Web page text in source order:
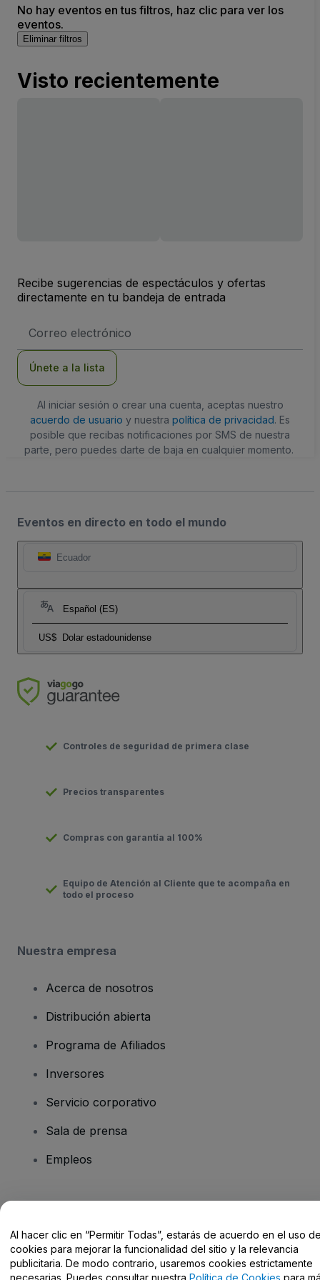
No hay eventos en tus filtros, haz clic para ver los
eventos.
Eliminar filtros
Visto recientemente
Recibe sugerencias de espectáculos y ofertas
directamente en tu bandeja de entrada
de
Únete a la lista
Al iniciar sesión o crear una cuenta, aceptas nuestro
acuerdo de usuario y nuestra política de privacidad. Es
posible que recibas notificaciones por SMS de nuestra
parte, pero puedes darte de baja en cualquier momento.
Eventos en directo en todo el mundo
Ecuador
Español (ES)
US$ Dolar estadounidense
Controles de seguridad de primera clase
Precios transparentes
Compras con garantía al 100%
Equipo de Atención al Cliente que te acompaña en
todo el proceso
Nuestra empresa
Acerca de nosotros
Distribución abierta
Programa de Afiliados
Inversores
Servicio corporativo
Sala de prensa
Empleos
Centro de Ayuda / Contacto
Al hacer clic en “Permitir Todas”, estarás de acuerdo en el uso
cookies para mejorar la funcionalidad del sitio y la relevancia
publicitaria. De modo contrario, usaremos cookies estrictamente
necesarias. Puedes consultar nuestra Política de Cookies para